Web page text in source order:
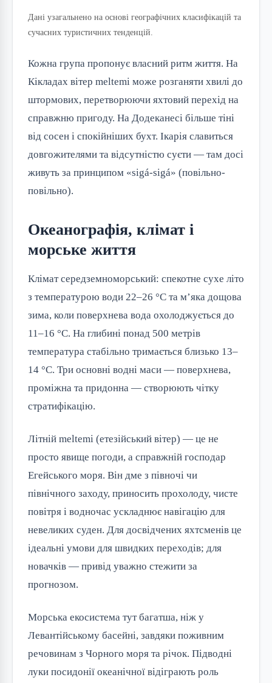
Дані узагальнено на основі географічних класифікацій та
сучасних туристичних тенденцій.
Кожна група пропонує власний ритм життя. На
Кікладах вітер meltemi може розганяти хвилі до
штормових, перетворюючи яхтовий перехід на
справжню пригоду. На Додеканесі більше тіні
від сосен і спокійніших бухт. Ікарія славиться
довгожителями та відсутністю суєти — там досі
живуть за принципом «sigá-sigá» (повільно-
повільно).
Океанографія, клімат і
морське життя
Клімат середземноморський: спекотне сухе літо
з температурою води 22–26 °C та м’яка дощова
зима, коли поверхнева вода охолоджується до
11–16 °C. На глибині понад 500 метрів
температура стабільно тримається близько 13–
14 °C. Три основні водні маси — поверхнева,
проміжна та придонна — створюють чітку
стратифікацію.
Літній meltemi (етезійський вітер) — це не
просто явище погоди, а справжній господар
Егейського моря. Він дме з півночі чи
північного заходу, приносить прохолоду, чисте
повітря і водночас ускладнює навігацію для
невеликих суден. Для досвідчених яхтсменів це
ідеальні умови для швидких переходів; для
новачків — привід уважно стежити за
прогнозом.
Морська екосистема тут багатша, ніж у
Левантійському басейні, завдяки поживним
речовинам з Чорного моря та річок. Підводні
луки посидонії океанічної відіграють роль